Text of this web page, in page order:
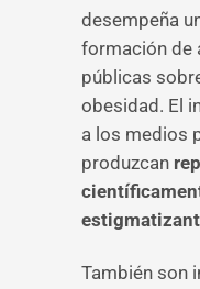
desempeña
formación de
públicas
obesidad. El
a los medios
produzcan
También son